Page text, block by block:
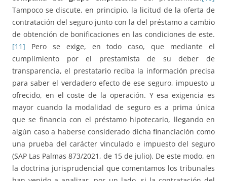
Tampoco se discute, en principio, la licitud de la oferta de
contratación del seguro junto con la del préstamo a cambio
de obtención de bonificaciones en las condiciones de este.
[11] Pero se exige, en todo caso, que mediante el
cumplimiento por el prestamista de su deber de
transparencia, el prestatario reciba la información precisa
para saber el verdadero efecto de ese seguro, impuesto u
ofrecido, en el coste de la operación. Y esa exigencia es
mayor cuando la modalidad de seguro es a prima única
que se financia con el préstamo hipotecario, llegando en
algún caso a haberse considerado dicha financiación como
una prueba del carácter vinculado e impuesto del seguro
(SAP Las Palmas 873/2021, de 15 de julio). De este modo, en
la doctrina jurisprudencial que comentamos los tribunales